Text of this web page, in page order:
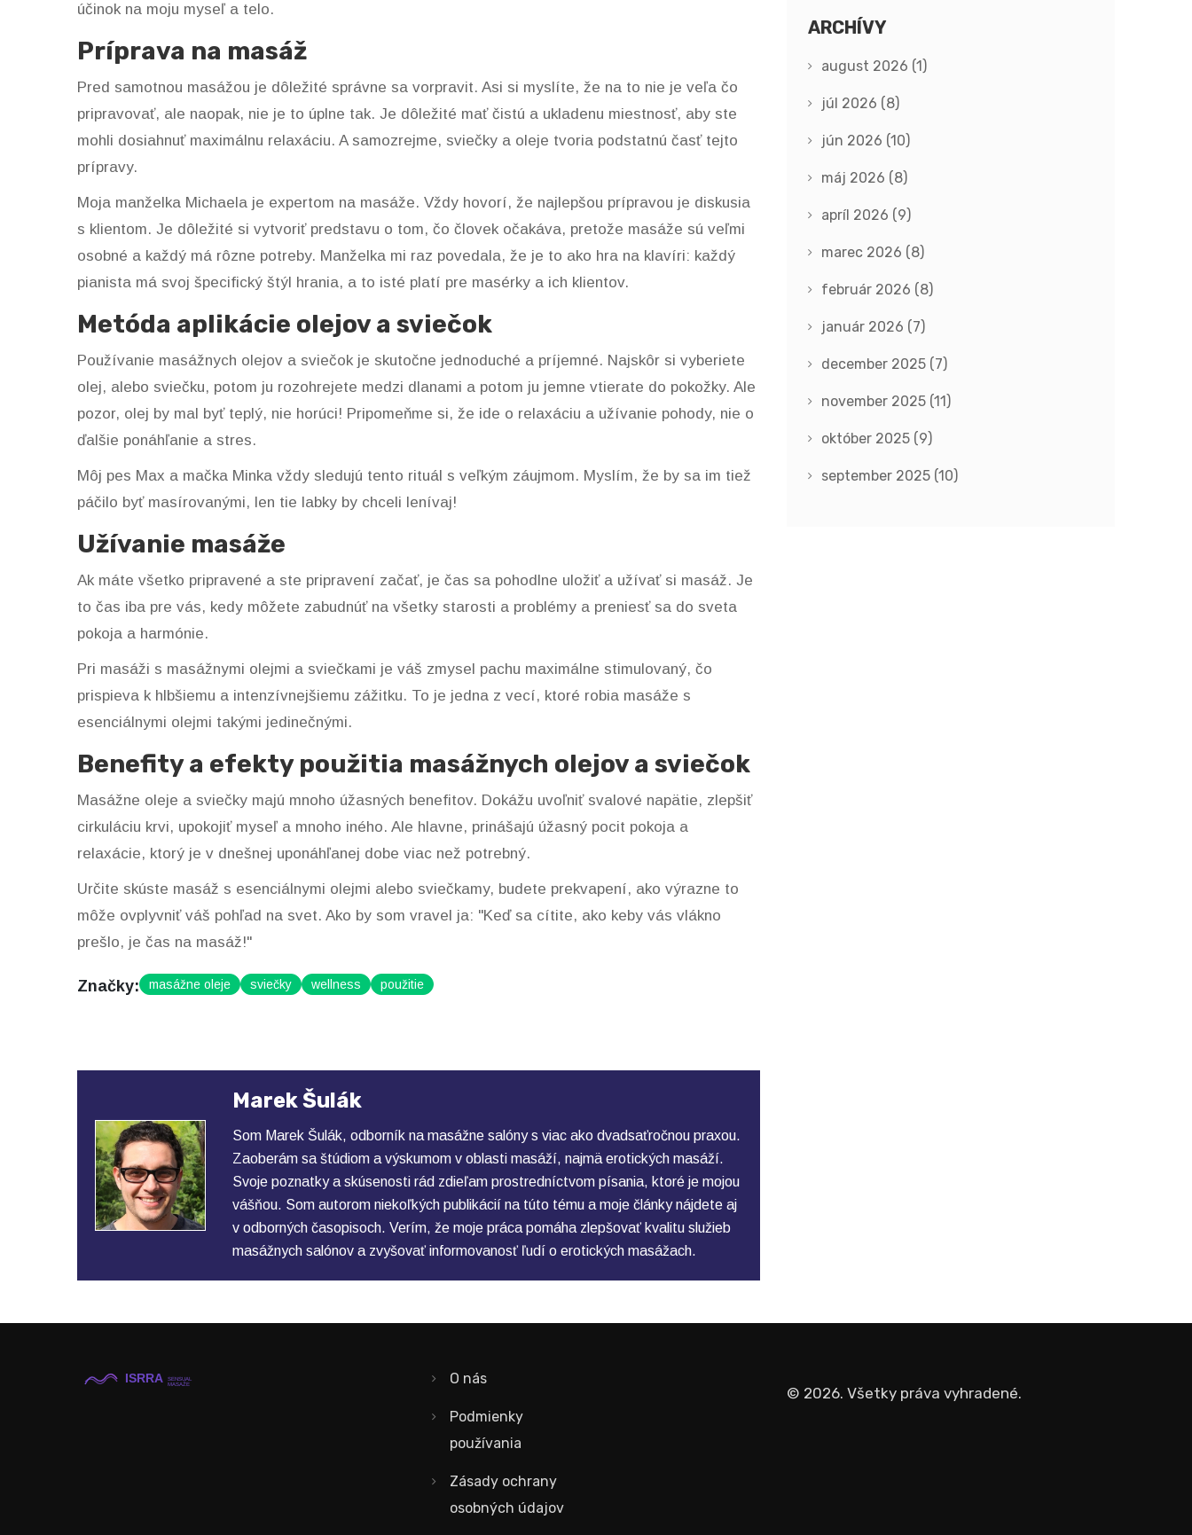
účinok na moju myseľ a telo.
Príprava na masáž
Pred samotnou masážou je dôležité správne sa vorpravit. Asi si myslíte, že na to nie je veľa čo
pripravovať, ale naopak, nie je to úplne tak. Je dôležité mať čistú a ukladenu miestnosť, aby ste
mohli dosiahnuť maximálnu relaxáciu. A samozrejme, sviečky a oleje tvoria podstatnú časť tejto
prípravy.
Moja manželka Michaela je expertom na masáže. Vždy hovorí, že najlepšou prípravou je diskusia
s klientom. Je dôležité si vytvoriť predstavu o tom, čo človek očakáva, pretože masáže sú veľmi
osobné a každý má rôzne potreby. Manželka mi raz povedala, že je to ako hra na klavíri: každý
pianista má svoj špecifický štýl hrania, a to isté platí pre masérky a ich klientov.
Metóda aplikácie olejov a sviečok
Používanie masážnych olejov a sviečok je skutočne jednoduché a príjemné. Najskôr si vyberiete
olej, alebo sviečku, potom ju rozohrejete medzi dlanami a potom ju jemne vtierate do pokožky. Ale
pozor, olej by mal byť teplý, nie horúci! Pripomeňme si, že ide o relaxáciu a užívanie pohody, nie o
ďalšie ponáhľanie a stres.
Môj pes Max a mačka Minka vždy sledujú tento rituál s veľkým záujmom. Myslím, že by sa im tiež
páčilo byť masírovanými, len tie labky by chceli lenívaj!
Užívanie masáže
Ak máte všetko pripravené a ste pripravení začať, je čas sa pohodlne uložiť a užívať si masáž. Je
to čas iba pre vás, kedy môžete zabudnúť na všetky starosti a problémy a preniesť sa do sveta
pokoja a harmónie.
Pri masáži s masážnymi olejmi a sviečkami je váš zmysel pachu maximálne stimulovaný, čo
prispieva k hlbšiemu a intenzívnejšiemu zážitku. To je jedna z vecí, ktoré robia masáže s
esenciálnymi olejmi takými jedinečnými.
Benefity a efekty použitia masážnych olejov a sviečok
Masážne oleje a sviečky majú mnoho úžasných benefitov. Dokážu uvoľniť svalové napätie, zlepšiť
cirkuláciu krvi, upokojiť myseľ a mnoho iného. Ale hlavne, prinášajú úžasný pocit pokoja a
relaxácie, ktorý je v dnešnej uponáhľanej dobe viac než potrebný.
Určite skúste masáž s esenciálnymi olejmi alebo sviečkamy, budete prekvapení, ako výrazne to
môže ovplyvniť váš pohľad na svet. Ako by som vravel ja: "Keď sa cítite, ako keby vás vlákno
prešlo, je čas na masáž!"
Značky: masážne oleje sviečky wellness použitie
Marek Šulák
Som Marek Šulák, odborník na masážne salóny s viac ako dvadsaťročnou praxou.
Zaoberám sa štúdiom a výskumom v oblasti masáží, najmä erotických masáží.
Svoje poznatky a skúsenosti rád zdieľam prostredníctvom písania, ktoré je mojou
vášňou. Som autorom niekoľkých publikácií na túto tému a moje články nájdete aj
v odborných časopisoch. Verím, že moje práca pomáha zlepšovať kvalitu služieb
masážnych salónov a zvyšovať informovanosť ľudí o erotických masážach.
ARCHÍVY
august 2026 (1)
júl 2026 (8)
jún 2026 (10)
máj 2026 (8)
apríl 2026 (9)
marec 2026 (8)
február 2026 (8)
január 2026 (7)
december 2025 (7)
november 2025 (11)
október 2025 (9)
september 2025 (10)
O nás
Podmienky
používania
Zásady ochrany
osobných údajov
© 2026. Všetky práva vyhradené.